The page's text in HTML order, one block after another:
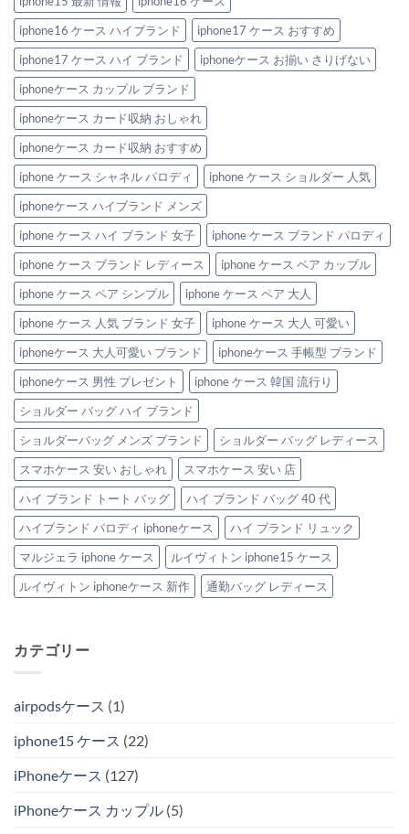
の
ペ
ア
で
持
ち
た
い
洗
練
デ
ザ
イ
ン！
へ
の
iphone16 ケース ハイブランド
iphone17 ケース おすすめ
iphone17 ケース ハイ ブランド
iphoneケース お揃い さりげない
iphoneケース カップル ブランド
iphoneケース カード収納 おしゃれ
iphoneケース カード収納 おすすめ
iphone ケース シャネル パロディ
iphone ケース ショルダー 人気
iphoneケース ハイブランド メンズ
iphone ケース ハイ ブランド 女子
iphone ケース ブランド パロディ
iphone ケース ブランド レディース
iphone ケース ペア カップル
iphone ケース ペア シンプル
iphone ケース ペア 大人
iphone ケース 人気 ブランド 女子
iphone ケース 大人 可愛い
iphoneケース 大人可愛い ブランド
iphoneケース 手帳型 ブランド
iphoneケース 男性 プレゼント
iphone ケース 韓国 流行り
ショルダー バッグ ハイ ブランド
ショルダーバッグ メンズ ブランド
ショルダー バッグ レディース
スマホケース 安い おしゃれ
スマホケース 安い 店
ハイ ブランド トート バッグ
ハイ ブランド バッグ 40 代
ハイブランド パロディ iphoneケース
ハイ ブランド リュック
マルジェラ iphone ケース
ルイヴィトン iphone15 ケース
ルイヴィトン iphoneケース 新作
通勤バッグ レディース
カテゴリー
airpodsケース (1)
iphone15 ケース (22)
iPhoneケース (127)
iPhoneケース カップル (5)